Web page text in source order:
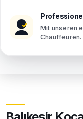
Mit unseren
Chauffeuren.